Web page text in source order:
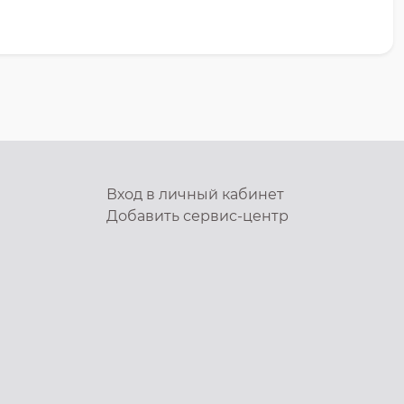
Вход в личный кабинет
Добавитьсервис-центр